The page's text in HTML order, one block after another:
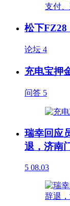
松下FZ28
论坛 4
充电宝押
问答 5
瑞幸回应
退，济南
5 08.03